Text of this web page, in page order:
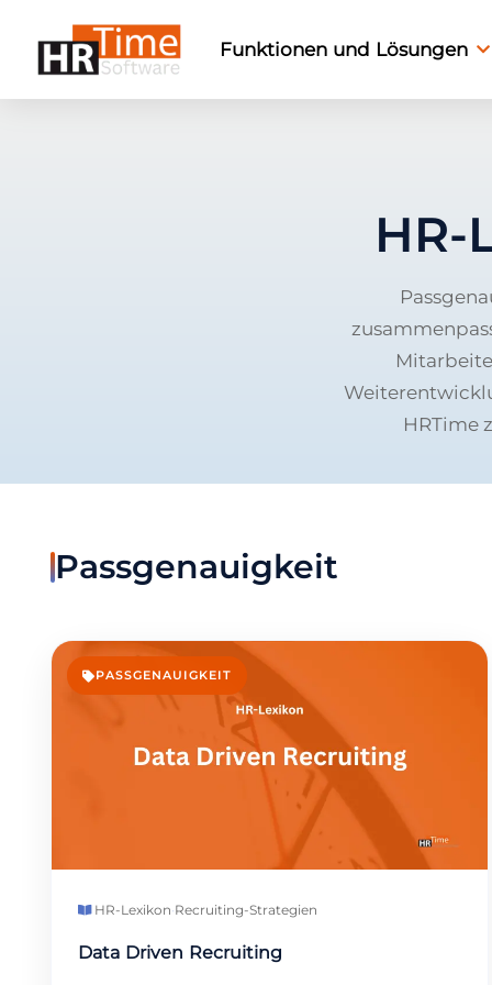
Funktionen und Lösungen
HR-
HRTime
Passgenauigkeit
PASSGENAUIGKEIT
HR-Lexikon·Recruiting-Strategien
Data Driven Recruiting